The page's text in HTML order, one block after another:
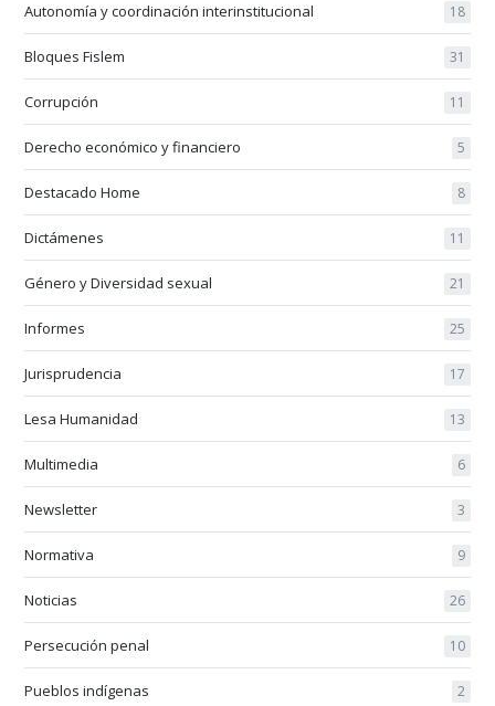
Autonomía y coordinación interinstitucional 18
Bloques Fislem 31
Corrupción 11
Derecho económico y financiero 5
Destacado Home 8
Dictámenes 11
Género y Diversidad sexual 21
Informes 25
Jurisprudencia 17
Lesa Humanidad 13
Multimedia 6
Newsletter 3
Normativa 9
Noticias 26
Persecución penal 10
Pueblos indígenas 2